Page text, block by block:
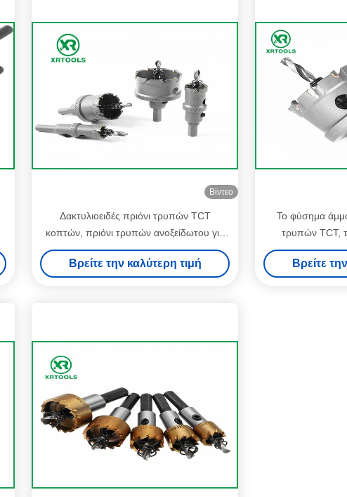
Βίντεο
Δακτυλιοειδές πριόνι τρυπών TCT
κοπτών, πριόνι τρυπών ανοξείδωτου για
το σκληρό χάλυβα
Βρείτε την καλύτερη τιμή
Το φύσημα
τρυπών TCT,
μετάλλων
Βρείτε